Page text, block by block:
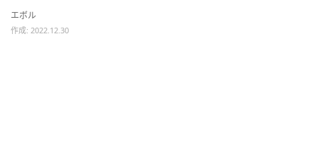
エボル
作成: 2022.12.30